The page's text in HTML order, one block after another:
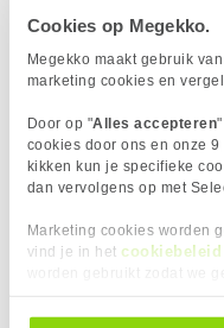
Cookies op Megekko.
Megekko maakt gebruik
marketing cookies en
Door op "Alles accepteren
cookies door ons en onze
kikken kun je specifieke
dan vervolgens op met
Marketing cookies worden
vind je in het cookiebeleid
alle cookies. Je kunt je